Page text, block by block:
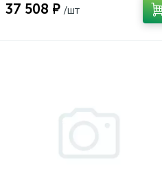
37 508 ₽ /шт